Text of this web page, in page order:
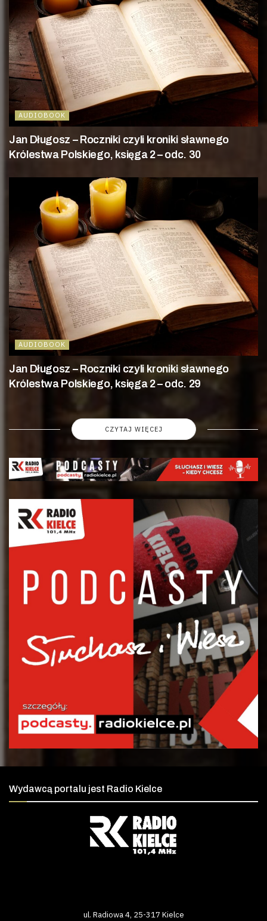
AUDIOBOOK
Jan Długosz – Roczniki czyli kroniki sławnego
Królestwa Polskiego, księga 2 – odc. 30
AUDIOBOOK
Jan Długosz – Roczniki czyli kroniki sławnego
Królestwa Polskiego, księga 2 – odc. 29
CZYTAJ WIĘCEJ
Wydawcą portalu jest Radio Kielce
ul. Radiowa 4, 25-317 Kielce